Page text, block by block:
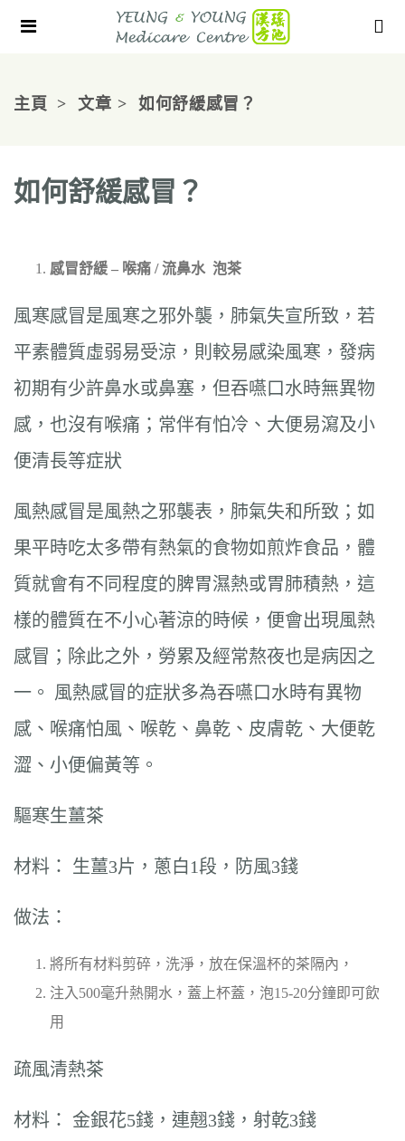
主頁 文章 如何舒緩感冒？
如何舒緩感冒？
感冒舒緩 – 喉痛 /流鼻水 泡茶
風寒感冒是風寒之邪外襲，肺氣失宣所致，若
平素體質虛弱易受涼，則較易感染風寒，發病
初期有少許鼻水或鼻塞，但吞嚥口水時無異物
感，也沒有喉痛；常伴有怕冷、大便易瀉及小
便清長等症狀
風熱感冒是風熱之邪襲表，肺氣失和所致；如
果平時吃太多帶有熱氣的食物如煎炸食品，體
質就會有不同程度的脾胃濕熱或胃肺積熱，這
樣的體質在不小心著涼的時候，便會出現風熱
感冒；除此之外，勞累及經常熬夜也是病因之
一。 風熱感冒的症狀多為吞嚥口水時有異物
感、喉痛怕風、喉乾、鼻乾、皮膚乾、大便乾
澀、小便偏黃等。
驅寒生薑茶
材料： 生薑3片，蔥白1段，防風3錢
做法：
將所有材料剪碎，洗淨，放在保溫杯的茶隔內，
注入500毫升熱開水，蓋上杯蓋，泡15-20分鐘即可飲
用
疏風清熱茶
材料： 金銀花5錢，連翹3錢，射乾3錢